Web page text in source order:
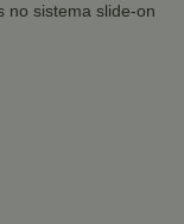
no sistema slide-on